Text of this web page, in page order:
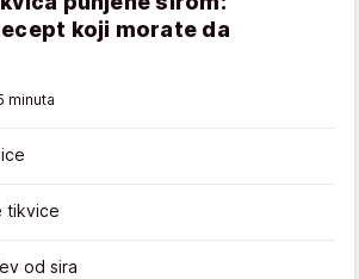
koji morate da
minuta
tikvice
od sira